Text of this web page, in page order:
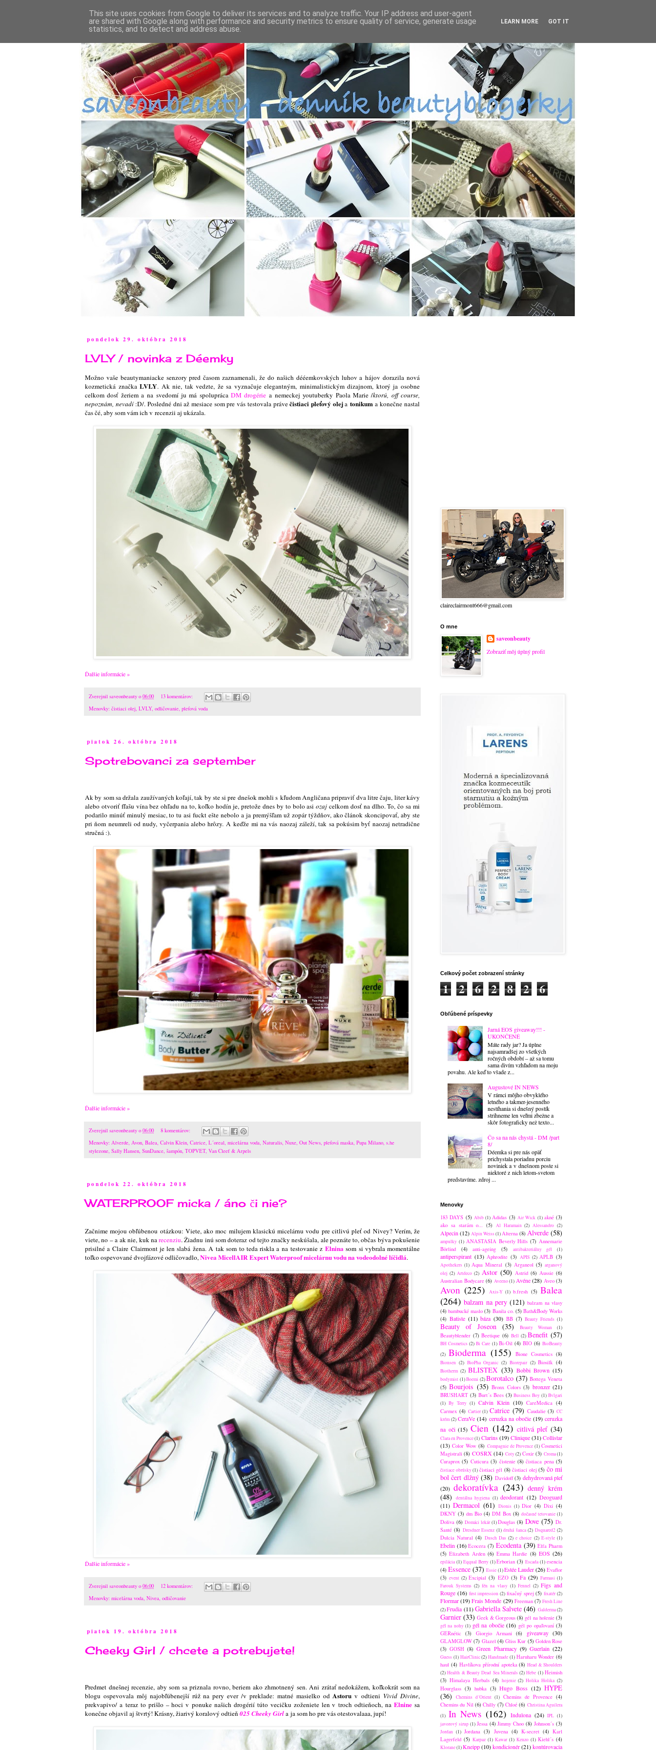
pondelok 29. októbra 2018
LVLY / novinka z Déemky
Možno vaše beautymaniacke senzory pred časom zaznamenali, že do našich dééemkovských luhov a hájov dorazila nová
kozmetická značkaLVLY. Ak nie, tak vedzte, že sa vyznačuje elegantným, minimalistickým dizajnom, ktorý ja osobne
celkom dosť žeriem a na svedomí ju má spolupráca DM drogérie a nemeckej youtuberky Paola Marie /ktorú, off course,
nepoznám, nevadí:D/. Posledné dni až mesiace som pre vás testovala právečistiaci pleťový oleja tonikum a konečne nastal
čas čé, aby som vám ich v recenzii aj ukázala.
Ďalšie informácie »
Zverejnil saveonbeauty o 06:00
13 komentárov:
Menovky: čistiaci olej, LVLY, odličovanie, pleťová voda
piatok 26. októbra 2018
Spotrebovanci za september
Ak by som sa držala zaužívaných koľají, tak by ste si pre dnešok mohli s kľudom Angličana pripraviť dva litre čaju, liter kávy
alebo otvoriť fľašu vína bez ohľadu na to, koľko hodín je, pretože dnes by to bolo asiozaj celkom dosť na dlho. To, čo sa mi
podarilo minúť minulý mesiac, to tu asi fuckt ešte nebolo a ja premýšľam už zopár týždňov, ako článok skoncipovať, aby ste
pri ňom neumreli od nudy, vyčerpania alebo hrôzy. A keďže mi na vás naozaj záleží, tak sa pokúsim byť naozaj netradične
stručná :).
Ďalšie informácie »
Zverejnil saveonbeauty o 06:00
8 komentárov:
Menovky: Alverde, Avon, Balea, Calvin Klein, Catrice, L´oreal, micelárna voda, Naturalis, Nuxe, Out News, pleťová maska, Pupa Milano, s.he
stylezone, Sally Hansen, SunDance, šampón, TOPVET, Van Cleef & Arpels
pondelok 22. októbra 2018
WATERPROOF micka / áno či nie?
Začnime mojou obľúbenou otázkou: Viete, ako moc milujem klasickú micelárnu vodu pre citlivú pleť od Nivey? Verím, že
viete, no – a ak nie, kuk narecenziu. Žiadnu inú som doteraz od tejto značky neskúšala, ale poznáte to, občas býva pokušenie
prisilné a Claire Clairmont je len slabá žena. A tak som to teda riskla a na testovanie zElnina som si vybrala momentálne
toľko ospevované dvojfázové odličovadlo,Nivea MicellAIR Expert Waterproof micelárnu vodu na vodeodolné líčidlá.
Ďalšie informácie »
Zverejnil saveonbeauty o 06:00
12 komentárov:
Menovky: micelárna voda, Nivea, odličovanie
piatok 19. októbra 2018
Cheeky Girl / chcete a potrebujete!
Predmet dnešnej recenzie, aby som sa priznala rovno, beriem ako zhmotnený sen. Ani zrátať nedokážem, koľkokrát som na
blogu ospevovala môj najobľúbenejší rúž na pery ever /v preklade: matné masielko odAstoru v odtieni Vivid Divine,
prekvapivo/ a teraz to prišlo – hoci v ponuke našich drogérií túto vecičku zoženiete len v troch odtieňoch, naElnine sa
konečne objavil aj štvrtý! Krásny, žiarivý koralový odtieň025 Cheeky Girla ja som ho pre vás otestovalaaa, jupí!
claireclairmont666@gmail.com
O mne
saveonbeauty
Zobraziť môj úplný profil
Celkový počet zobrazení stránky
1 2 6 2 8 2 6
Obľúbené príspevky
Jarná EOS giveaway!!! -
UKONČENÉ
Máte rady jar? Ja úplne
najsamradšej zo všetkých
ročných období – až sa tomu
sama divím vzhľadom na moju
povahu. Ale keď to všade z...
Augustové IN NEWS
V rámci môjho obvyklého
letného a takmer-jesenného
nestíhania si dnešný postík
strihneme len veľmi zbežne a
skôr fotograficky než texto...
Čo sa na nás chystá - DM /part
8/
Déemka si pre nás opäť
prichystala poriadnu porciu
noviniek a v dnešnom poste si
niektoré z nich letom-svetom
predstavíme. zdroj ...
Menovky
183 DAYS (5) Abib (1) Adidas (3) Air Wick (1) akné (3)
ako sa starám o...
(5) Al Haramain (2) Alessandro (2)
Alpecin (12) Alpin Weiss(1) Alterna (8) Alverde (58)
ampulky (1) ANASTASIA Beverly Hills (7) Annemarie
Börlind
(4) anti-ageing (5) antibakteriálny gél (1)
antiperspirant (13) Aphrodite (3) APIS (2) APLB (3)
Apothekers (1) Aqua Mineral (3) Arganeol (5) arganový
olej (2) Artdeco (2) Astor (50) Astrid (6) Aussie (6)
Australian Bodycare (6) Aveeno(1) Avéne (28) Aveo (3)
Avon (225) Axis-Y (1) b.fresh (5) Balea
(264) balzam na pery (121) balzam na vlasy
(4) bambucké maslo (3) Banila co. (5) Bath&Body Works
(4) Batiste (11) báza (30) BB (7) Beauty Friends (1)
Beauty of Joseon (35) Beauty Woman (1)
Beautyblender (7) Beetique (6) Bell (2) Benefit (57)
BH Cosmetics (2) Bi Care (1) Bi-Oil (4) BIO (6) BioBeauty
(2) Bioderma (155) Bione Cosmetics (8)
Bionsen (2) BioPha Organic (2) Biorepair (2) Biosilk (4)
Biotherm (2) BLISTEX (33) Bobbi Brown (15)
bodymist (1)Boemi (2)Borotalco (37) Bottega Veneta
(5) Bourjois (35) Bronx Colors (3) bronzer (21)
BRUSHART (3) Burt´s Bees (3) Business Boy (1) Bvlgari
(1) By Terry (1) Calvin Klein (10) CareMedica (4)
Carmex (4) Cartier (1) Catrice (79) Caudalie (3) CC
krém (2) CeraVe (14) ceruzka na obočie (19) ceruzka
na oči (15) Cien (142) citlivá pleť (34)
Clara en Provence(1) Clarins (19) Clinique (31)Collistar
(13) Color Wow (8) Compagnie de Provence (1) Cosmetici
Magistrali (8) COSRX (14) Coty(2) Coxir (3) Croma(1)
Curaprox (5) Cuticura (3) čistenie (8) čistiaca pena (5)
čistiace obrúsky(1) čistiaci gél (8) čistiaci olej (5) čo mi
bol čert dlžný (38) Davidoff (3) dehydrovaná pleť
(20) dekoratívka (243) denný krém
(48)
dentálna hygiena (1) deodorant (12) Deoguard
(11) Dermacol (61) Dionis (1) Dior (4) Dixi (4)
DKNY (3) dm Bio (4) DM Box (8) dočasné tetovanie (1)
Doliva (6) Domáci lekár (1) Douglas (8) Dove (75) Dr.
Santé (8) Dresdner Essenz (1) druhá šanca (2) Dsquared2 (2)
Dulcia Natural (4) Dusch Das (2) e choice (2) E-style (1)
Ebelin (16) Ecocera (7) Ecodenta (39) Elfa Pharm
(5) Elizabeth Arden (6) Emma Hardie (8) EOS (26)
epilácia (1) Eqqual Berry (1) Erborian (3) Escada (1) esencia
(4) Essence (37) Essie (1)Estée Lauder (26) Evaflor
(3) event (2) Excipial (3) EZO (3) Fa (29) Farmasi (1)
Farouk Systems (2) fén na vlasy (1) Fennel (2) Figs and
Rouge (16) first impression (2) fixačný sprej (5) fixatér (2)
Flormar(19) Frais Monde (29) Freeman (7) Fresh Line
(2)Frudia (11) Gabriella Salvete (46) Galderma(2)
Garnier (33) Geek & Gorgeous (8) gél na holenie (3)
gél na nohy (1) gél na obočie (16) gél po opaľovaní (3)
GERnétic (3) Giorgio Armani (6) giveaway (30)
GLAMGLOW (7) Glazel (4) Gliss Kur (5) Golden Rose
(3) GOSH (8) Green Pharmacy (9) Guerlain (22)
Guess (1) HairClinic (2) Handmade (1) Haruharu Wonder (6)
haul (4) Havlíkova přírodní apoteka (8) Head & Shoulders
(2) Health & Beauty Dead Sea Minerals (2) Hebe (1) Heimish
(3) Himalaya Herbals (4) hojenie (2) Holika Holika (2)
Hourglass (3) hubka (3) Hugo Boss (12) HYPE
(36)
Chemins d´Orient (1) Chemins de Provence (4)
Chemins du Nil (6) Chilly (7) Chloé (6) Christina Aguilera
(1) In News (162) Indulona (24) IPL (1)
javorový sirup (1) Jessa (4) Jimmy Choo (8) Johnson´s (3)
Jordan (1) Jordana (3) Juvena (4) K-secret (4) Karl
Lagerfeld (5) Karpaz (1) Kawar (1) Kenzo (1) Kiehl´s (4)
Klorane(1)Kneipp(10)kondicionér(21)kontúrovacia
This site uses cookies from Google to deliver its services and to analyze traffic. Your IP address and user-agent
are shared with Google along with performance and security metrics to ensure quality of service, generate usage
statistics, and to detect and address abuse.
LEARN MORE GOT IT